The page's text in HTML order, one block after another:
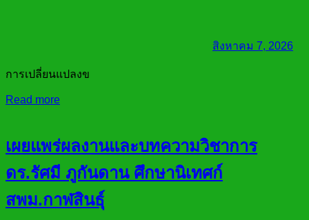
สิงหาคม 7, 2026
การเปลี่ยนแปลงข
Read more
เผยแพร่ผลงานและบทความวิชาการ
ดร.รัศมี ภูกันดาน ศึกษานิเทศก์
สพม.กาฬสินธุ์